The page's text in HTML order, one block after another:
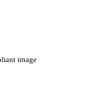
sân nhà, gạch lát
ngoài trời luôn sạch sẽ
bằng vòi nước tay,
nên rửa sạch
kiệm chi phí hóa đơn